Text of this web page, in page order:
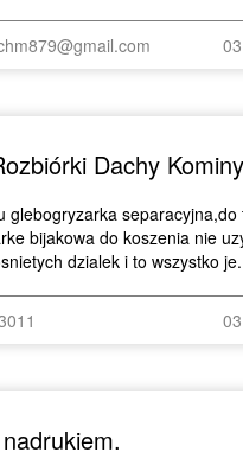
Dachy Kominy
glebogryzarka separacyjna,do
bijakowa do koszenia nie
dzialek i to wszystko